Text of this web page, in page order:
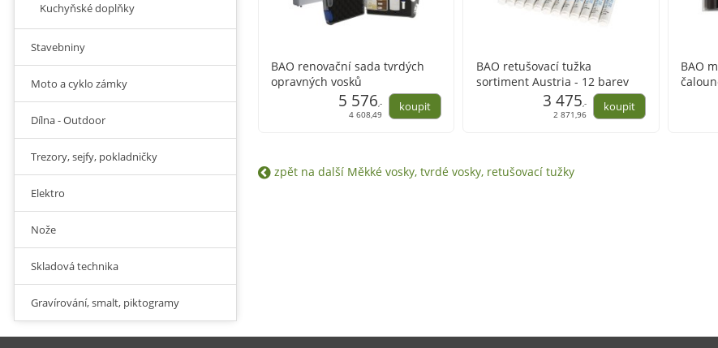
BAO renovační sada tvrdých
opravných vosků
5 576,-
4 608,49
BAO retušovací tužka
sortiment Austria - 12 barev
3 475,-
2 871,96
BAO
zpět na další Měkké vosky, tvrdé vosky, retušovací tužky
Kuchyňské doplňky
Stavebniny
Moto a cyklo zámky
Dílna - Outdoor
Trezory, sejfy, pokladničky
Elektro
Nože
Skladová technika
Gravírování, smalt, piktogramy